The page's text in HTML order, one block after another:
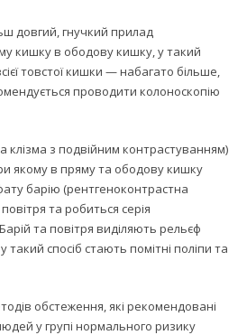
довгий, гнучкий прилад
кишку в ободову кишку, у такий
товстої кишки — набагато більше,
проводити колоноскопію
клізма з подвійним контрастуванням)
якому в пряму та ободову кишку
барію (рентгеноконтрастна
та робиться серія
та повітря виділяють рельєф
такий спосіб стають помітні поліпи та
обстеження, які рекомендовані
у групі нормального ризику